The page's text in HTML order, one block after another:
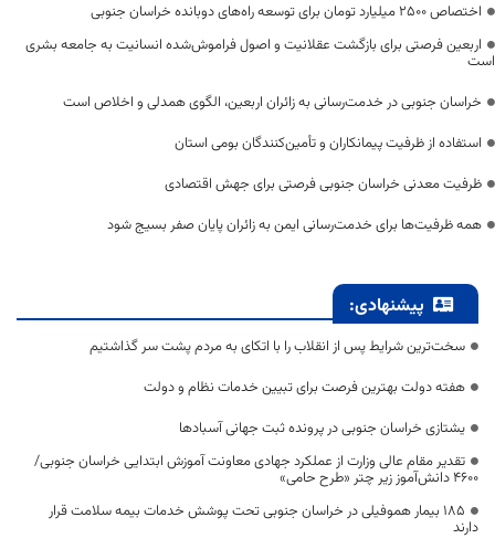
اختصاص 2500 میلیارد تومان برای توسعه راه‌های دوبانده خراسان جنوبی
اربعین فرصتی برای بازگشت عقلانیت و اصول فراموش‌شده انسانیت به جامعه بشری
است
خراسان جنوبی در خدمت‌رسانی به زائران اربعین، الگوی همدلی و اخلاص است
استفاده از ظرفیت پیمانکاران و تأمین‌کنندگان بومی استان
ظرفیت معدنی خراسان جنوبی فرصتی برای جهش اقتصادی
همه ظرفیت‌ها برای خدمت‌رسانی ایمن به زائران پایان صفر بسیج شود
پیشنهادی:
سخت‌ترین شرایط پس از انقلاب را با اتکای به مردم پشت سر گذاشتیم
هفته دولت بهترین فرصت برای تبیین خدمات نظام و دولت
یشتازی خراسان جنوبی در پرونده ثبت جهانی آسبادها
تقدیر مقام عالی وزارت از عملکرد جهادی معاونت آموزش ابتدایی خراسان جنوبی/
۴۶۰۰ دانش‌آموز زیر چتر «طرح حامی»
۱۸۵ بیمار هموفیلی در خراسان جنوبی تحت پوشش خدمات بیمه سلامت قرار
دارند